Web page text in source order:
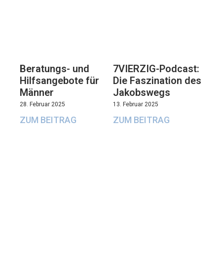
Beratungs- und
Hilfsangebote für
Männer
28. Februar 2025
ZUM BEITRAG
7VIERZIG-Podcast:
Die Faszination des
Jakobswegs
13. Februar 2025
ZUM BEITRAG